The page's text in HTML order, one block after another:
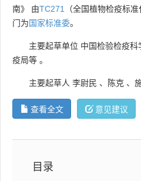
南》 由TC271
（全国植物检疫标
门为国家标准委。
主要起草单位 中国检验检疫科
疫局等 。
主要起草人 李尉民 、 陈克 、
查看全文 意见建议
目录